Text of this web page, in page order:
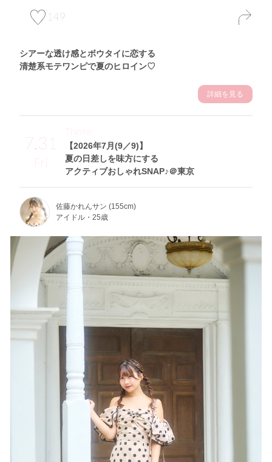
149
シアーな透け感とボウタイに恋する
清楚系モテワンピで夏のヒロイン♡
詳細を見る
7.31
Fri
【2026年7月(9／9)】
夏の日差しを味方にする
アクティブおしゃれSNAP♪＠東京
Theme
佐藤かれんサン (155cm)
アイドル・25歳